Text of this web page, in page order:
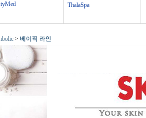
ThalaSpa
> 베이직 라인